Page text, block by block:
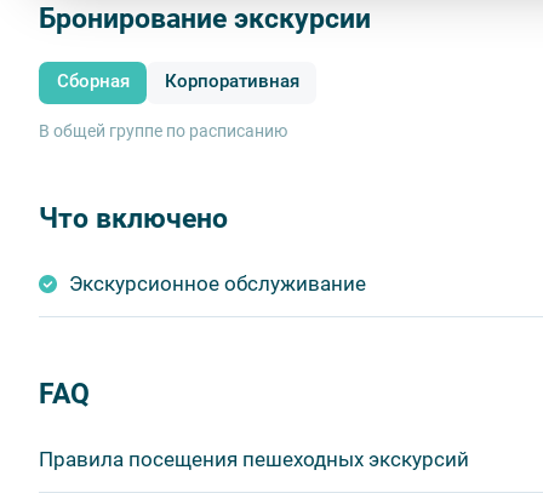
Бронирование экскурсии
Сборная Корпоративная
В общей группе по расписанию
Что включено
Экскурсионное обслуживание
FAQ
Правила посещения пешеходных экскурсий